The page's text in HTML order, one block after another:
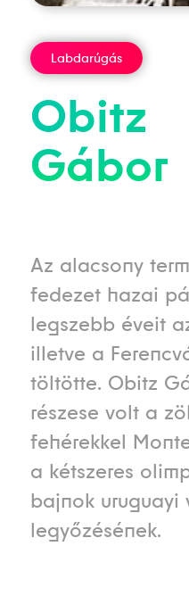
Labdarúgás
Obitz
Gábor
Az alacsony
fedezet hazai
legszebb éveit
illetve a
töltötte. Obitz
részese volt a
fehérekkel
a kétszeres
bajnok
legyőzésének.